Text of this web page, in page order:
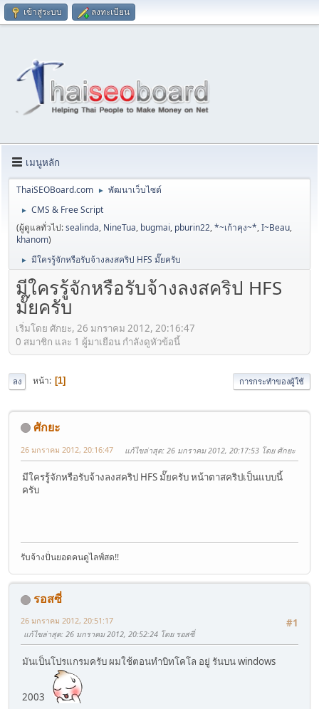
เข้าสู่ระบบ ลงทะเบียน
เมนูหลัก
ThaiSEOBoard.com ► พัฒนาเว็บไซต์
►
CMS & Free Script
(ผู้ดูแลทั่วไป:sealinda, NineTua, bugmai, pburin22,*~เก้าคุง~*,I~Beau,
khanom)
► มีใครรู้จักหรือรับจ้างลงสคริป HFS มั๊ยครับ
มีใครรู้จักหรือรับจ้างลงสคริป HFS
มั๊ยครับ
เริ่มโดย ศักยะ, 26 มกราคม 2012, 20:16:47
0 สมาชิก และ 1 ผู้มาเยือน กำลังดูหัวข้อนี้
ลง หน้า 1 การกระทำของผู้ใช้
ศักยะ
26 มกราคม 2012, 20:16:47 แก้ไขล่าสุด: 26 มกราคม 2012, 20:17:53 โดย ศักยะ
มีใครรู้จักหรือรับจ้างลงสคริป HFS มั๊ยครับ หน้าตาสคริปเป็นแบบนี้
ครับ
รับจ้างปั่นยอดคนดูไลฟ์สด!!
รอสซี่
#1
26 มกราคม 2012, 20:51:17
แก้ไขล่าสุด: 26 มกราคม 2012, 20:52:24 โดย รอสซี่
มันเป็นโปรแกรมครับ ผมใช้ตอนทำบิทโคโล อยู่ รันบน windows
2003